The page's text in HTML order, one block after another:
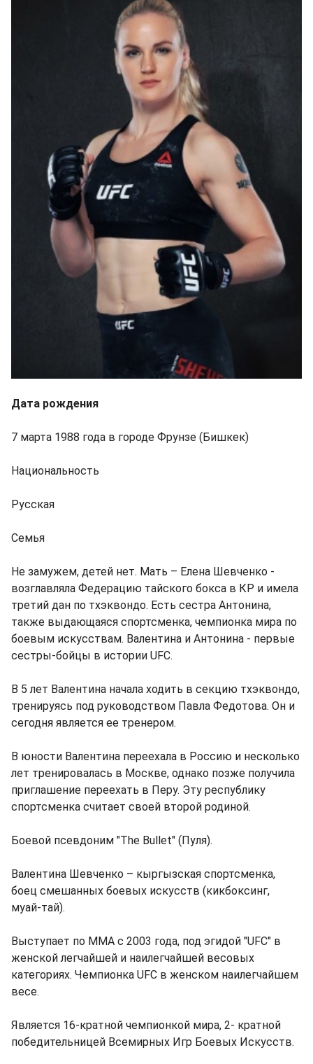
Дата рождения
7 марта 1988 года в городе Фрунзе (Бишкек)
Национальность
Русская
Семья
Не замужем, детей нет. Мать – Елена Шевченко -
возглавляла Федерацию тайского бокса в КР и имела
третий дан по тхэквондо. Есть сестра Антонина,
также выдающаяся спортсменка, чемпионка мира по
боевым искусствам. Валентина и Антонина - первые
сестры-бойцы в истории UFC.
В 5 лет Валентина начала ходить в секцию тхэквондо,
тренируясь под руководством Павла Федотова. Он и
сегодня является ее тренером.
В юности Валентина переехала в Россию и несколько
лет тренировалась в Москве, однако позже получила
приглашение переехать в Перу. Эту республику
спортсменка считает своей второй родиной.
Боевой псевдоним "The Bullet" (Пуля).
Валентина Шевченко – кыргызская спортсменка,
боец смешанных боевых искусств (кикбоксинг,
муай-тай).
Выступает по ММА с 2003 года, под эгидой "UFC" в
женской легчайшей и наилегчайшей весовых
категориях. Чемпионка UFC в женском наилегчайшем
весе.
Является 16-кратной чемпионкой мира, 2- кратной
победительницей Всемирных Игр Боевых Искусств.